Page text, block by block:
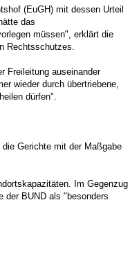
(EuGH) mit dessen Urteil
das
müssen", erklärt die
Rechtsschutzes.
Freileitung auseinander
wieder durch übertriebene,
dürfen".
Gerichte mit der Maßgabe
Im Gegenzug
der BUND als "besonders